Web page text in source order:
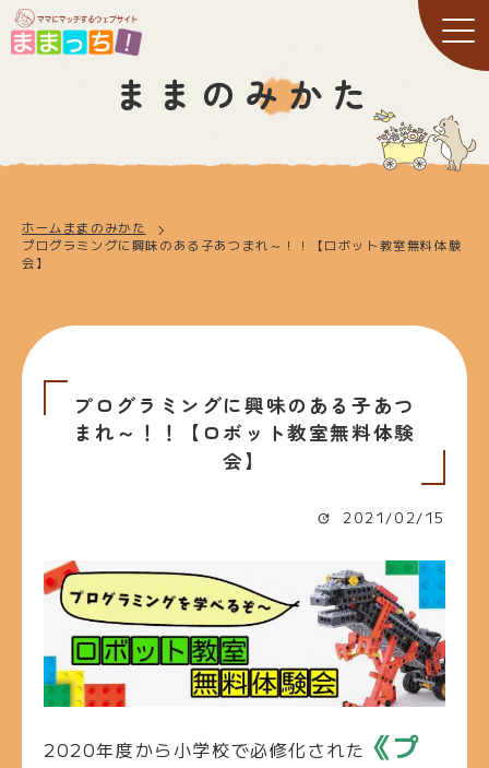
ままのみかた
ホーム ままのみかた
プログラミングに興味のある子あつまれ～！！【ロボット教室無料体験
会】
プログラミングに興味のある子あつ
まれ～！！【ロボット教室無料体験
会】
2021/02/15
2020年度から小学校で必修化された 《プ